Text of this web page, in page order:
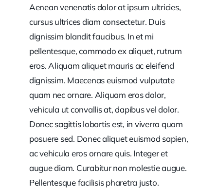
Aenean venenatis dolor at ipsum ultricies,
cursus ultrices diam consectetur. Duis
dignissim blandit faucibus. In et mi
pellentesque, commodo ex aliquet, rutrum
eros. Aliquam aliquet mauris ac eleifend
dignissim. Maecenas euismod vulputate
quam nec ornare. Aliquam eros dolor,
vehicula ut convallis at, dapibus vel dolor.
Donec sagittis lobortis est, in viverra quam
posuere sed. Donec aliquet euismod sapien,
ac vehicula eros ornare quis. Integer et
augue diam. Curabitur non molestie augue.
Pellentesque facilisis pharetra justo.